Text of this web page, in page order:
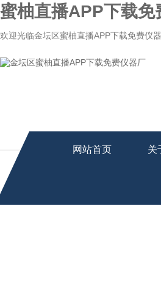
蜜柚直播APP下载
欢迎光临金坛区蜜柚直播APP下载免费仪器厂
网站首页 关